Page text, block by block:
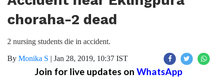
choraha-2 dead
2 nursing students die in accident.
By Monika S | Jan 28, 2019, 10:37 IST
Join for live updates on WhatsApp